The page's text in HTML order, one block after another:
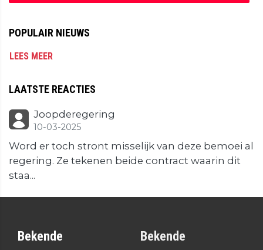
POPULAIR NIEUWS
LEES MEER
LAATSTE REACTIES
Joopderegering
10-03-2025
Word er toch stront misselijk van deze bemoei al
regering. Ze tekenen beide contract waarin dit
staa...
Bekende
Bekende